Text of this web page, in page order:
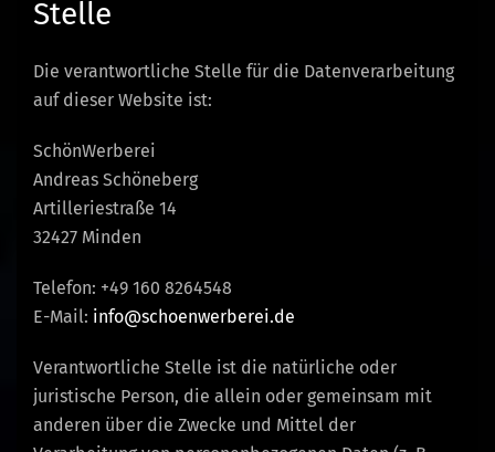
Stelle
Die verantwortliche Stelle für die Datenverarbeitung
auf dieser Website ist:
SchönWerberei
Andreas Schöneberg
Artilleriestraße 14
32427 Minden
Telefon: +49 160 8264548
E-Mail: info@schoenwerberei.de
Verantwortliche Stelle ist die natürliche oder
juristische Person, die allein oder gemeinsam mit
anderen über die Zwecke und Mittel der